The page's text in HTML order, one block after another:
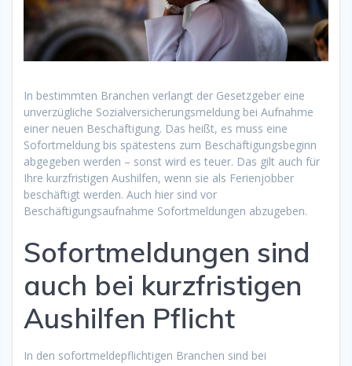
In bestimmten Branchen verlangt der Gesetzgeber eine
unverzügliche Sozialversicherungsmeldung bei Aufnahme
einer neuen Beschäftigung. Das heißt, es muss eine
Sofortmeldung bis spätestens zum Beschäftigungsbeginn
abgegeben werden – sonst wird es teuer. Das gilt auch für
Ihre kurzfristigen Aushilfen, wenn sie als Ferienjobber
beschäftigt werden. Auch hier sind vor
Beschäftigungsaufnahme Sofortmeldungen abzugeben.
Sofortmeldungen sind
auch bei kurzfristigen
Aushilfen Pflicht
In den sofortmeldepflichtigen Branchen sind bei